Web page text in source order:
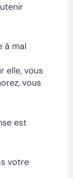
à mal
elle, vous
vous
est
votre